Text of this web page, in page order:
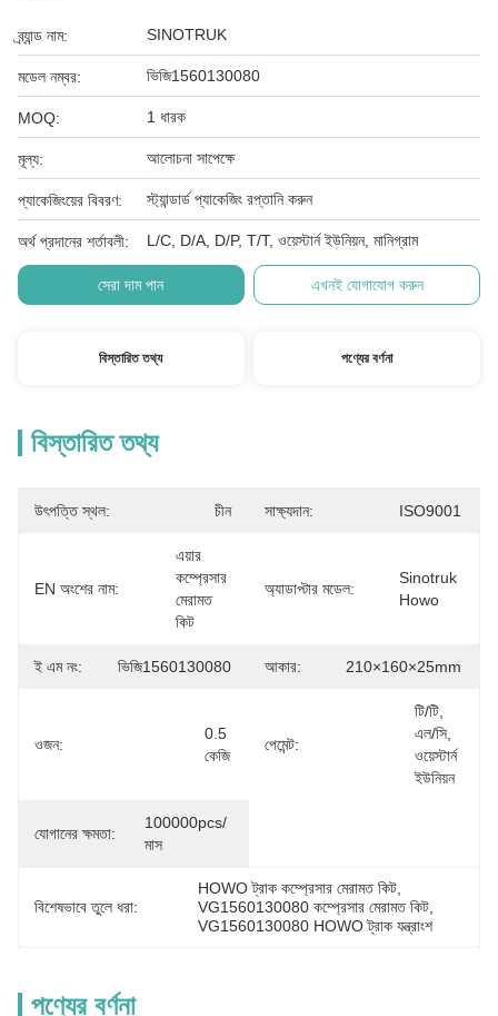
ব্র্যান্ড নাম: SINOTRUK
মডেল নম্বর: ভিজি1560130080
MOQ: 1 ধারক
মূল্য: আলোচনা সাপেক্ষে
প্যাকেজিংয়ের বিবরণ: স্ট্যান্ডার্ড প্যাকেজিং রপ্তানি করুন
অর্থ প্রদানের শর্তাবলী: L/C, D/A, D/P, T/T, ওয়েস্টার্ন ইউনিয়ন, মানিগ্রাম
সেরা দাম পান এখনই যোগাযোগ করুন
বিস্তারিত তথ্য পণ্যের বর্ণনা
বিস্তারিত তথ্য
উৎপত্তি স্থল: চীন সাক্ষ্যদান: ISO9001
EN অংশের নাম:
এয়ার
কম্প্রেসার
মেরামত
কিট
অ্যাডাপ্টার মডেল:
Sinotruk
Howo
ই এম নং: ভিজি1560130080 আকার: 210×160×25mm
ওজন:
0.5
কেজি
পেমেন্ট:
টি/টি,
এল/সি,
ওয়েস্টার্ন
ইউনিয়ন
যোগানের ক্ষমতা:
100000pcs/
মাস
বিশেষভাবে তুলে ধরা:
HOWO ট্রাক কম্প্রেসার মেরামত কিট
VG1560130080 কম্প্রেসার মেরামত কিট
VG1560130080 HOWO ট্রাক যন্ত্রাংশ
পণ্যের বর্ণনা